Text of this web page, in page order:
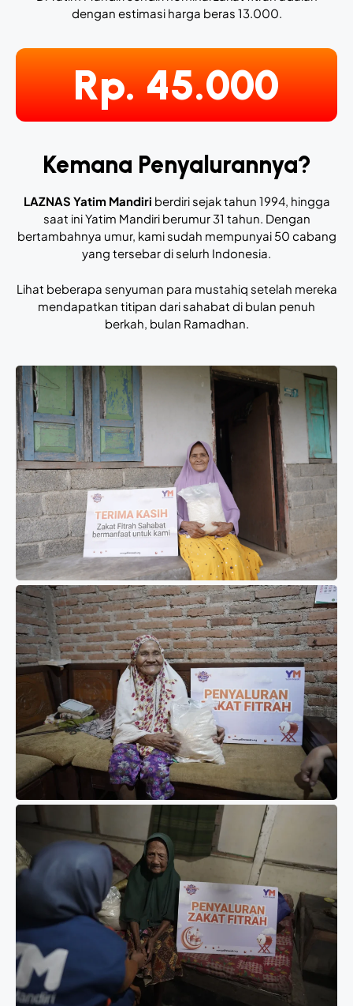
dengan estimasi harga beras 13.000.
Rp. 45.000
Kemana Penyalurannya?
LAZNAS Yatim Mandiri berdiri sejak tahun 1994, hingga
saat ini Yatim Mandiri berumur 31 tahun. Dengan
bertambahnya umur, kami sudah mempunyai 50 cabang
yang tersebar di selurh Indonesia.
Lihat beberapa senyuman para mustahiq setelah mereka
mendapatkan titipan dari sahabat di bulan penuh
berkah, bulan Ramadhan.